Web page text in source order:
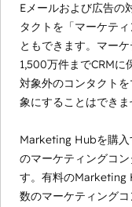
Eメールおよび広告の
タクトを「マーケテ
ともできます。マー
1,500万件までCRMに
対象外のコンタクト
象にすることはできま
Marketing Hubを購入
のマーケティングコ
す。有料のMarketing
数のマーケティング